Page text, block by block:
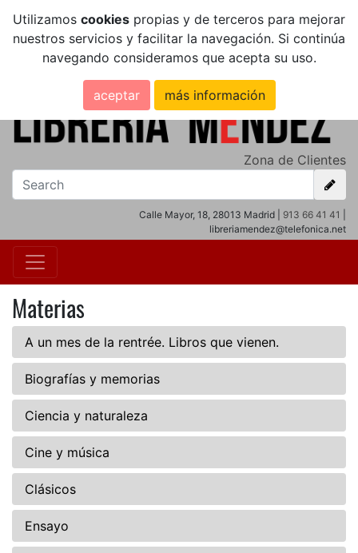
Utilizamos cookies propias y de terceros para mejorar
nuestros servicios y facilitar la navegación. Si continúa
navegando consideramos que acepta su uso.
aceptar más información
Zona de Clientes
Calle Mayor, 18, 28013 Madrid | 913 66 41 41
libreriamendez@telefonica.net
Materias
A un mes de la rentrée. Libros que vienen.
Biografías y memorias
Ciencia y naturaleza
Cine y música
Clásicos
Ensayo